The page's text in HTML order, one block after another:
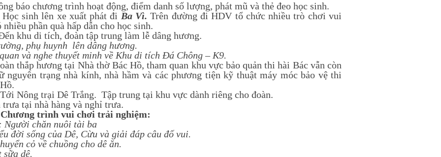
báo chương trình hoạt động, điểm danh số lượng, phát mũ và thẻ đeo học sinh.
Học sinh lên xe xuất phát đi Ba Vì.Trên đường đi HDV tổ chức nhiều trò chơi vui
nhiều phần quà hấp dẫn cho học sinh.
khu di tích, đoàn tập trung làm lễ dâng hương.
phụ huynh lên dâng hương.
và nghe thuyết minh về Khu di tích Đá Chông – K9.
hương tại Nhà thờ Bác Hồ, tham quan khu vực bảo quản thi hài Bác vẫn còn
nguyên trạng nhà kính, nhà hầm và các phương tiện kỹ thuật máy móc bảo vệ thi
Tới Nông trại Dê Trắng. Tập trung tại khu vực dành riêng cho đoàn.
trưa tại nhà hàng và nghỉ trưa.
Chương trình vui chơi trải nghiệm:
Người chăn nuôi tài ba
đời sống của Dê, Cừu và giải đáp câu đố vui.
cỏ về chuồng cho dê ăn.
sữa dê.